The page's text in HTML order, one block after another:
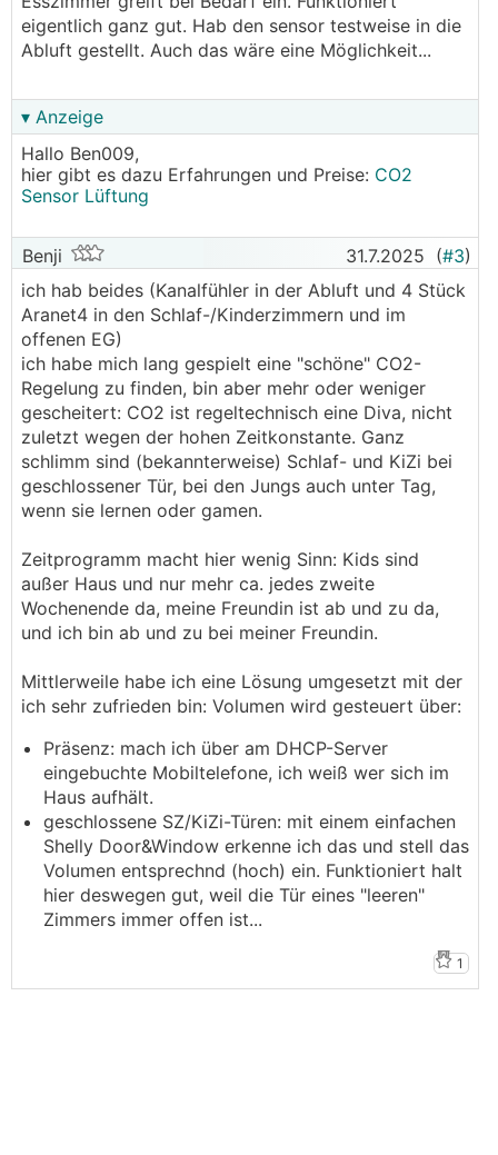
eigentlich ganz gut. Hab den sensor testweise in die
Abluft gestellt. Auch das wäre eine Möglichkeit...
▾ Anzeige
Hallo Ben009,
hier gibt es dazu Erfahrungen und Preise: CO2
Sensor Lüftung
Benji 31.7.2025 (#3)
ich hab beides (Kanalfühler in der Abluft und 4 Stück
Aranet4 in den Schlaf-/Kinderzimmern und im
offenen EG)
ich habe mich lang gespielt eine "schöne" CO2-
Regelung zu finden, bin aber mehr oder weniger
gescheitert: CO2 ist regeltechnisch eine Diva, nicht
zuletzt wegen der hohen Zeitkonstante. Ganz
schlimm sind (bekannterweise) Schlaf- und KiZi bei
geschlossener Tür, bei den Jungs auch unter Tag,
wenn sie lernen oder gamen.
Zeitprogramm macht hier wenig Sinn: Kids sind
außer Haus und nur mehr ca. jedes zweite
Wochenende da, meine Freundin ist ab und zu da,
und ich bin ab und zu bei meiner Freundin.
Mittlerweile habe ich eine Lösung umgesetzt mit der
ich sehr zufrieden bin: Volumen wird gesteuert über:
Präsenz: mach ich über am DHCP-Server
eingebuchte Mobiltelefone, ich weiß wer sich im
Haus aufhält.
geschlossene SZ/KiZi-Türen: mit einem einfachen
Shelly Door&Window erkenne ich das und stell das
Volumen entsprechnd (hoch) ein. Funktioniert halt
hier deswegen gut, weil die Tür eines "leeren"
Zimmers immer offen ist...
1